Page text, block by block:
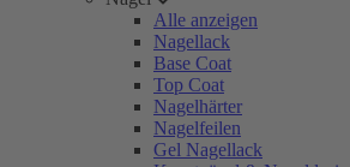
Alle anzeigen
Nagellack
Base Coat
Top Coat
Nagelhärter
Nagelfeilen
Gel Nagellack